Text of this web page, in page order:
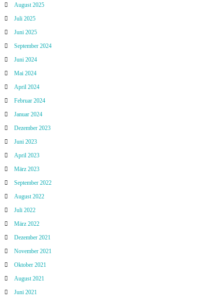
August 2025
Juli 2025
Juni 2025
September 2024
Juni 2024
Mai 2024
April 2024
Februar 2024
Januar 2024
Dezember 2023
Juni 2023
April 2023
März 2023
September 2022
August 2022
Juli 2022
März 2022
Dezember 2021
November 2021
Oktober 2021
August 2021
Juni 2021